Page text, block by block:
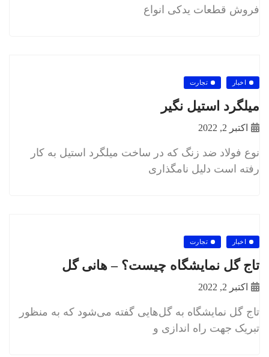
فروش قطعات یدکی انواع
اخبار تجارت
ميلگرد استيل نگیر
اکتبر 2, 2022
نوع فولاد ضد زنگ که در ساخت ميلگرد استيل به کار
رفته است دلیل نامگذاری
اخبار تجارت
تاج گل نمایشگاه چیست؟ – هانی گل
اکتبر 2, 2022
تاج گل نمایشگاه به گل‌هایی گفته می‌شود که به منظور
تبریک جهت راه اندازی و